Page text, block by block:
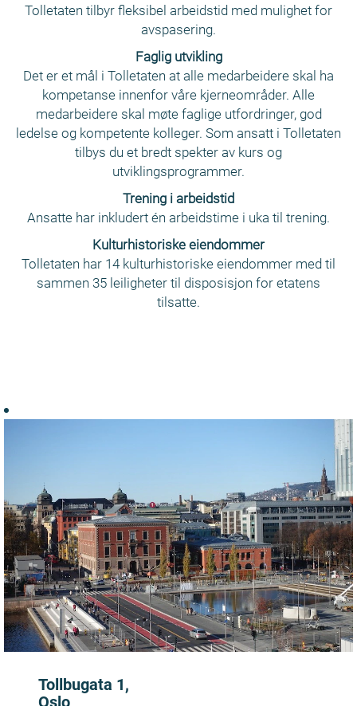
kompetansetiltak,
produksjon,
design og små
detaljer. Det er
motiverende å
hjelpe brukerne
våre til å forstå
prosesser og
regelverk, og å
være med på å
gjøre andre
systemer. Jeg
motiverende å
organisere
tverrfaglige
team som
jobber tett
sammen om å
løsninger. Vi
bygger nå blant
annet svært
spennende
vi kontrollerer. Å
jobbe med ny
teknologi
sammen med
dyktige kolleger
om et viktig
samfunnsoppdrag
gir stor mening i
arbeidshverdagen.
Tolletaten tilbyr fleksibel arbeidstid med mulighet for
avspasering.
Faglig utvikling
Det er et mål i Tolletaten at alle medarbeidere skal ha
kompetanse innenfor våre kjerneområder. Alle
medarbeidere skal møte faglige utfordringer, god
ledelse og kompetente kolleger. Som ansatt i Tolletaten
tilbys du et bredt spekter av kurs og
utviklingsprogrammer.
Trening i arbeidstid
Ansatte har inkludert én arbeidstime i uka til trening.
Kulturhistoriske eiendommer
Tolletaten har 14 kulturhistoriske eiendommer med til
sammen 35 leiligheter til disposisjon for etatens
tilsatte.
Tollbugata 1,
Oslo